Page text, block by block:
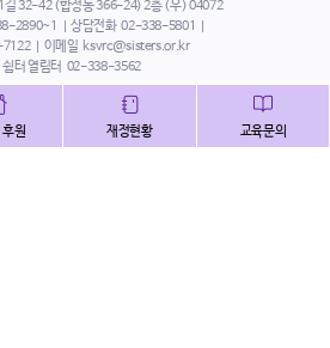
길 32-42 (합정동 366-24) 2층 (우) 04072
2890~1 상담전화 02-338-5801
이메일 ksvrc@sisters.or.kr
쉼터 열림터 02-338-3562
후원 재정현황 교육문의